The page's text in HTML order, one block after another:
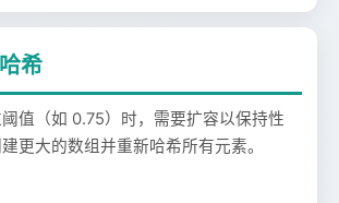
希
值（如 0.75）时，需要扩容以保持性
更大的数组并重新哈希所有元素。